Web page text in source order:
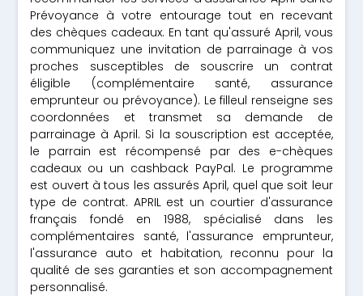
Prévoyance à votre entourage tout en recevant
des chèques cadeaux. En tant qu'assuré April, vous
communiquez une invitation de parrainage à vos
proches susceptibles de souscrire un contrat
éligible (complémentaire santé, assurance
emprunteur ou prévoyance). Le filleul renseigne ses
coordonnées et transmet sa demande de
parrainage à April. Si la souscription est acceptée,
le parrain est récompensé par des e-chèques
cadeaux ou un cashback PayPal. Le programme
est ouvert à tous les assurés April, quel que soit leur
type de contrat. APRIL est un courtier d'assurance
français fondé en 1988, spécialisé dans les
complémentaires santé, l'assurance emprunteur,
l'assurance auto et habitation, reconnu pour la
qualité de ses garanties et son accompagnement
personnalisé.